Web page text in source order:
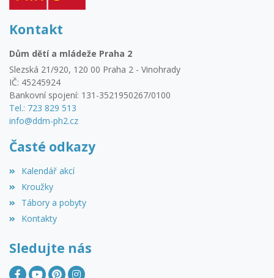
Kontakt
Dům dětí a mládeže Praha 2
Slezská 21/920, 120 00 Praha 2 - Vinohrady
IČ: 45245924
Bankovní spojení: 131-3521950267/0100
Tel.: 723 829 513
info@ddm-ph2.cz
Časté odkazy
Kalendář akcí
Kroužky
Tábory a pobyty
Kontakty
Sledujte nás